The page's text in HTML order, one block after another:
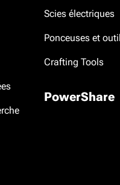
Scies électriques
Ponceuses et
Crafting Tools
PowerShare